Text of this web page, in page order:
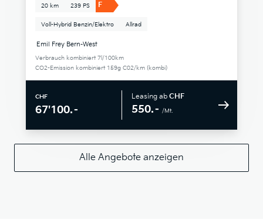
20 km 239 PS F
Voll-Hybrid Benzin/Elektro Allrad
Emil Frey Bern-West
Verbrauch kombiniert 7l/100km
CO2-Emission kombiniert 159g C02/km (kombi)
CHF
67'100.–
Leasing ab CHF
550.– /Mt.
Alle Angebote anzeigen